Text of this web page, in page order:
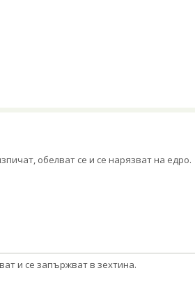
обелват се и се нарязват на едро.
и се запържват в зехтина.